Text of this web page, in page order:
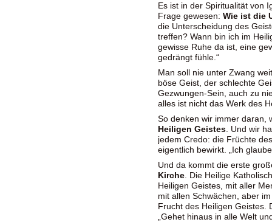
Es ist in der Spiritualität von
Frage gewesen: Wie ist die
die Unterscheidung des
treffen? Wann bin ich im
gewisse Ruhe da ist, eine
gedrängt fühle.“
Man soll nie unter Zwang
böse Geist, der schlechte
Gezwungen-Sein, auch zu
alles ist nicht das Werk des
So denken wir immer daran,
Heiligen Geistes . Und wir
jedem Credo: die Früchte
eigentlich bewirkt. „Ich
Und da kommt die erste
Kirche . Die Heilige
Heiligen Geistes, mit aller
mit allen Schwächen, aber
Frucht des Heiligen
„Gehet hinaus in alle Welt